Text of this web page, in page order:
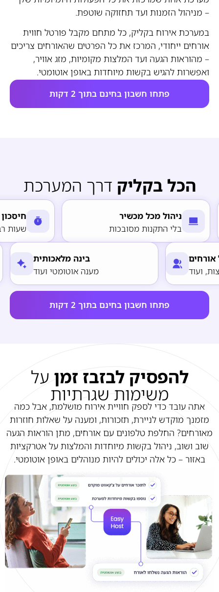
– מניהול הזמנות ועד תחזוקה שוטפת.
במערכת אירוח בקליק, כל מתחם מקבל פורטל חווית
אורחים ייחודי, המרכז את כל הפרטים שהאורחים צריכים
– מהוראות הגעה ועד המלצות מקומיות, מזג אוויר,
ואפשרות להגיש בקשות מיוחדות באופן אוטומטי.
פתחו חשבון בחינם בתוך 2 דקות
הכל בקליק דרך המערכת​
ניהול מכל מכשיר
בלי התקנות מסובכות
חיסכון בזמן
שעות רבות בחודש
בינה
מענה אוטומטי
פורטל אורחים
המלצות, ועוד
פתחו חשבון בחינם בתוך 2 דקות
להפסיק לבזבז זמן על
משימות שגרתיות
אתה עובד כדי לספק חוויית אירוח מושלמת, אבל כמה
מזמנך מוקדש לניירת, תזכורות, ומענה על שאלות חוזרות
מאורחים? החלפת טלפונים עם אורחים, מתן הוראות הגעה
שוב ושוב, ניהול בקשות מיוחדות והמלצות על אטרקציות
באזור – כל אלה יכולים להיות מנוהלים באופן אוטומטי.